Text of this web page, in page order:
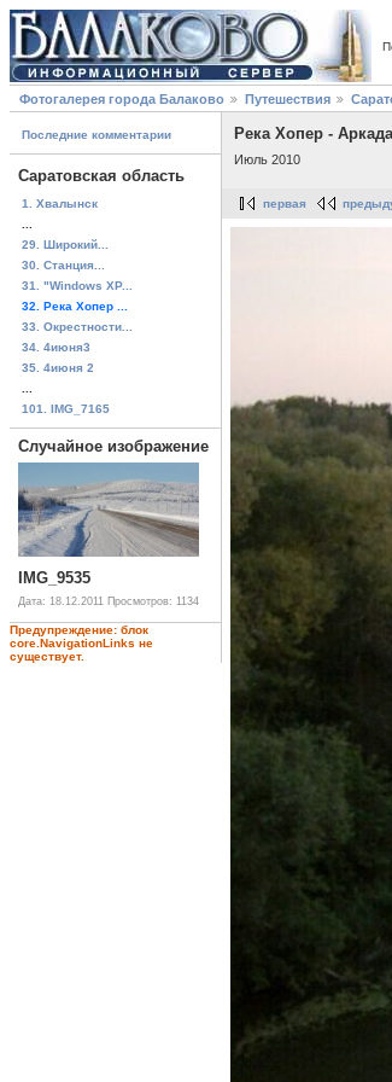
Фотогалерея города Балаково Путешествия
Последние комментарии
Саратовская область
1. Хвалынск
29. Широкий...
30. Станция...
31. "Windows XP...
32. Река Хопер ...
33. Окрестности...
34. 4июня3
35. 4июня 2
101. IMG_7165
Случайное изображение
IMG_9535
Дата: 18.12.2011 Просмотров: 1134
Предупреждение: блок
core.NavigationLinks не
существует.
Река Хопер -
Июль 2010
первая